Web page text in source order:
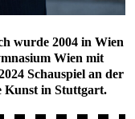
wurde 2004 in Wien
Wien mit
Schauspiel an der
Kunst in Stuttgart.